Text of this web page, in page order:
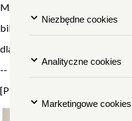
Miejsce wydarzenia:
bilety:
12 zł /8 zł – dla
dla kogo: młodzież, dorośli
--
[Plakat przedstawia czarno-
Niezbędne cookies
Analityczne cookies
Marketingowe cookies